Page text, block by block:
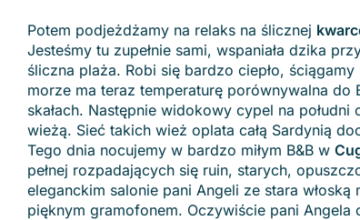
Potem podjeżdżamy na relaks na ślicznej
Jesteśmy tu zupełnie sami, wspaniała dzika
śliczna plaża. Robi się bardzo ciepło,
morze ma teraz temperaturę porównywalna do
skałach. Następnie widokowy cypel na południ
wieżą. Sieć takich wież oplata całą Sardynią
Tego dnia nocujemy w bardzo miłym B&B w
pełnej rozpadających się ruin, starych,
eleganckim salonie pani Angeli ze stara
pięknym gramofonem. Oczywiście pani